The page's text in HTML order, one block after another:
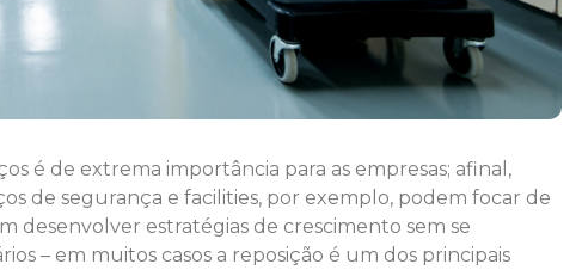
é de extrema importância para as empresas; afinal,
de segurança e facilities, por exemplo, podem focar de
desenvolver estratégias de crescimento sem se
– em muitos casos a reposição é um dos principais